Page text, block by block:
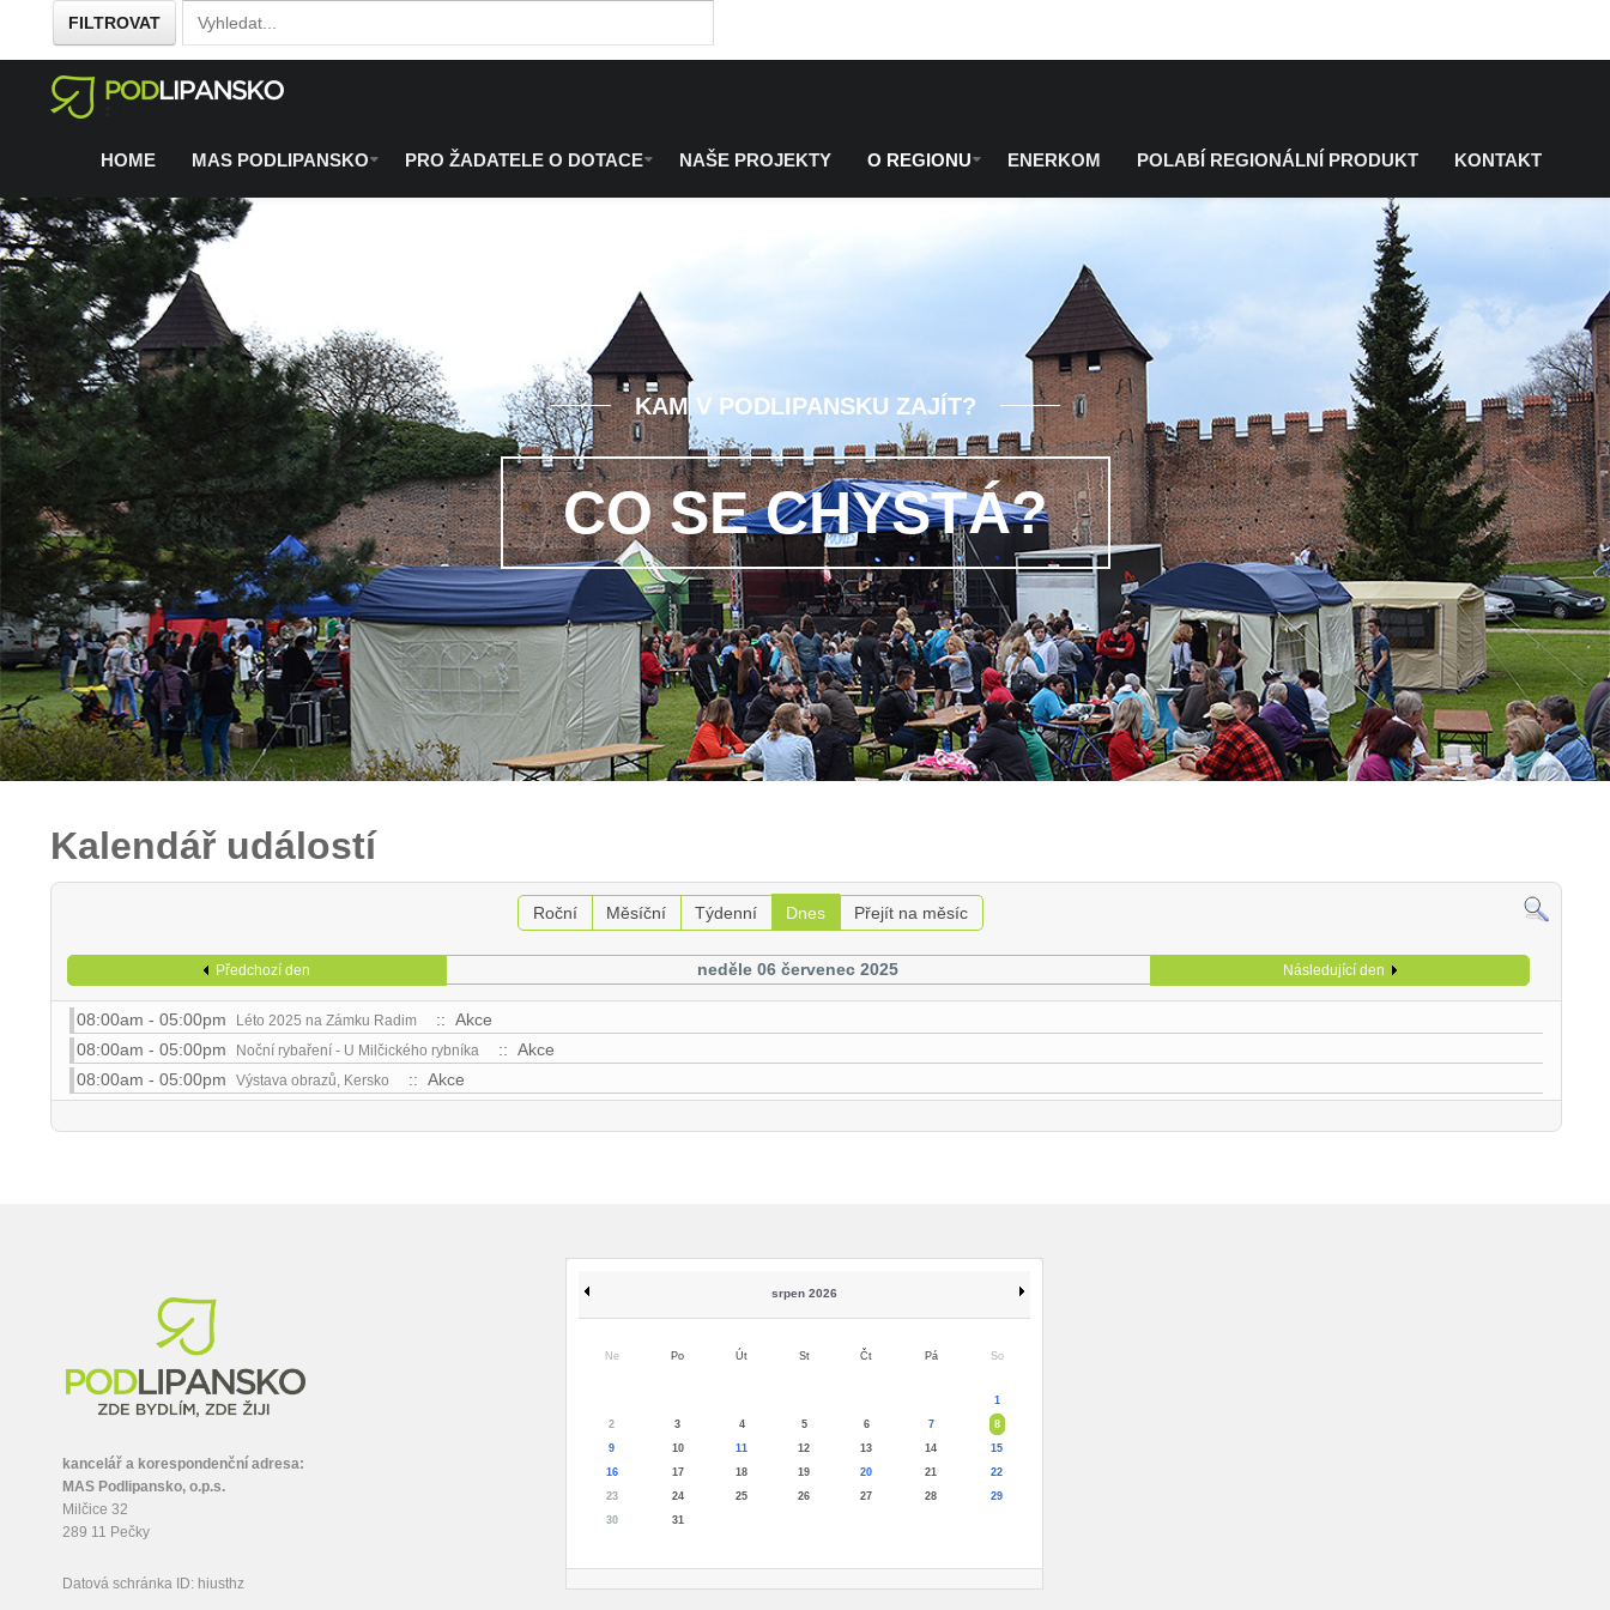
FILTROVAT
HOME MAS PODLIPANSKO PRO ŽADATELE O DOTACE NAŠE PROJEKTY O REGIONU ENERKOM POLABÍ REGIONÁLNÍ PRODUKT KONTAKT
/ O regionu / Co se chystá
KAM V PODLIPANSKU ZAJÍT?
CO SE CHYSTÁ?
Kalendář událostí
Roční Měsíční Týdenní Dnes Přejít na měsíc
Předchozí den neděle 06 červenec 2025 Následující den
08:00am - 05:00pm Léto 2025 na Zámku Radim
:: Akce
08:00am - 05:00pm
Noční rybaření - U Milčického rybníka
:: Akce
08:00am - 05:00pm Výstava obrazů, Kersko :: Akce
kancelář a korespondenční adresa:
MAS Podlipansko, o.p.s.
Milčice 32
289 11 Pečky
Datová schránka ID: hiusthz
srpen 2026
Ne Po Út St Čt Pá So
1
2
3 4 5 6 7
8
9
10 11 12 13 14
15
16
17 18 19 20 21
22
23
24 25 26 27 28
29
30
31